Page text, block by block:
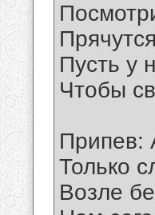
Пусть у
Чтобы
Припев:
Только
Возле